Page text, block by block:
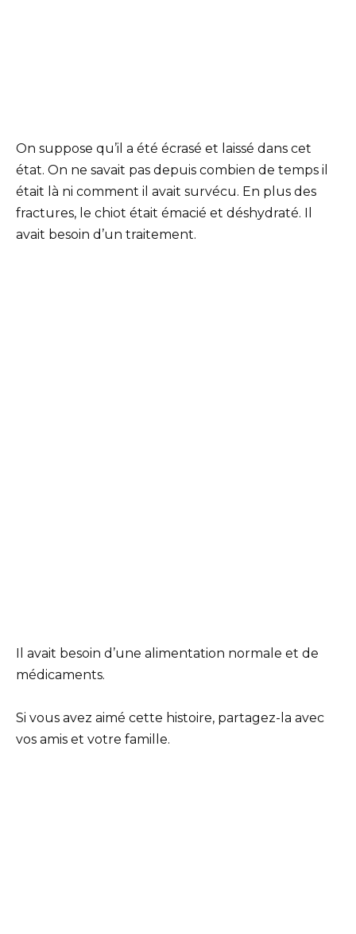
On suppose qu’il a été écrasé et laissé dans cet
état. On ne savait pas depuis combien de temps il
était là ni comment il avait survécu. En plus des
fractures, le chiot était émacié et déshydraté. Il
avait besoin d’un traitement.
Il avait besoin d’une alimentation normale et de
médicaments.
Si vous avez aimé cette histoire, partagez-la avec
vos amis et votre famille.